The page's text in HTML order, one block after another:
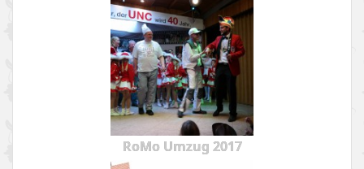
RoMo Umzug 2017